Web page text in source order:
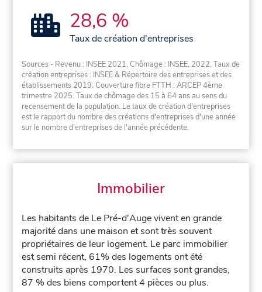
28,6 %
Taux de création d'entreprises
Sources - Revenu : INSEE 2021, Chômage : INSEE, 2022. Taux de
création entreprises : INSEE & Répertoire des entreprises et des
établissements 2019. Couverture fibre FTTH : ARCEP 4ème
trimestre 2025. Taux de chômage des 15 à 64 ans au sens du
recensement de la population. Le taux de création d'entreprises
est le rapport du nombre des créations d'entreprises d'une année
sur le nombre d'entreprises de l'année précédente.
Immobilier
Les habitants de Le Pré-d'Auge vivent en grande
majorité dans une maison et sont très souvent
propriétaires de leur logement. Le parc immobilier
est semi récent, 61% des logements ont été
construits après 1970. Les surfaces sont grandes,
87 % des biens comportent 4 pièces ou plus.